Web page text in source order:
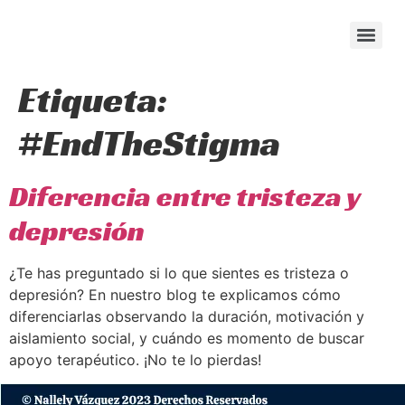
Etiqueta:
#EndTheStigma
Diferencia entre tristeza y
depresión
¿Te has preguntado si lo que sientes es tristeza o
depresión? En nuestro blog te explicamos cómo
diferenciarlas observando la duración, motivación y
aislamiento social, y cuándo es momento de buscar
apoyo terapéutico. ¡No te lo pierdas!